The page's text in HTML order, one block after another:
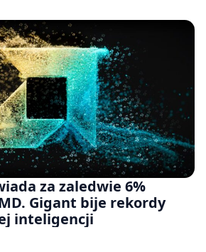
za zaledwie 6%
Gigant bije rekordy
inteligencji